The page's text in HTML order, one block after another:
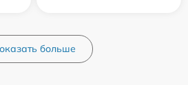
больше